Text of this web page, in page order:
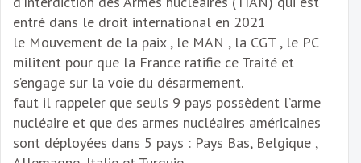
entré dans le droit international en 2021
le Mouvement de la paix , le MAN , la CGT , le PC
militent pour que la France ratifie ce Traité et
s’engage sur la voie du désarmement.
faut il rappeler que seuls 9 pays possèdent l’arme
nucléaire et que des armes nucléaires américaines
sont déployées dans 5 pays : Pays Bas, Belgique ,